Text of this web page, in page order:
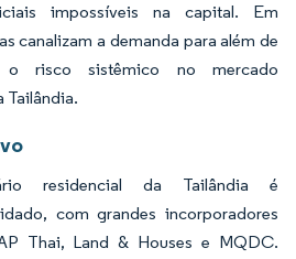
impossíveis na capital. Em
canalizam a demanda para além de
o risco sistêmico no mercado
Tailândia.
residencial da Tailândia é
com grandes incorporadores
Thai, Land & Houses e MQDC.